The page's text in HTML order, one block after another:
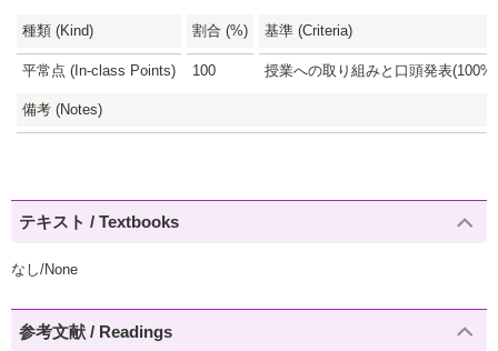
種類 (Kind) 割合 (%) 基準 (Criteria)
平常点 (In-class Points) 100 授業への取り組みと口頭発表(100%)
備考 (Notes)
テキスト / Textbooks
なし/None
参考文献 / Readings